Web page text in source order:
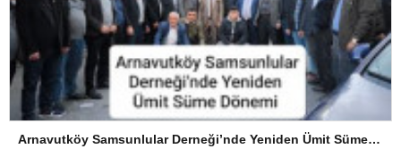
Arnavutköy Samsunlular Derneği’nde Yeniden Ümit Süme Dönemi